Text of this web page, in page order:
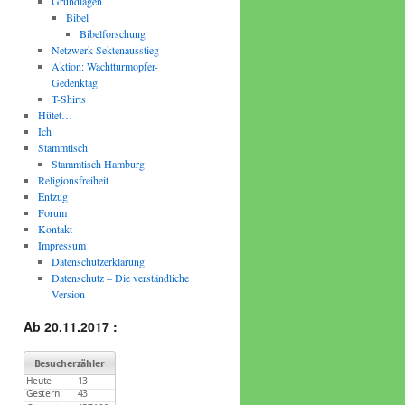
Bibel
Bibelforschung
Netzwerk-Sektenausstieg
Aktion: Wachtturmopfer-
Gedenktag
T-Shirts
Hütet…
Ich
Stammtisch
Stammtisch Hamburg
Religionsfreiheit
Entzug
Forum
Kontakt
Impressum
Datenschutzerklärung
Datenschutz – Die verständliche
Version
Ab 20.11.2017 :